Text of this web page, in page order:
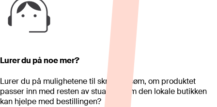
Lurer du på noe mer?
Lurer du på mulighetene til skreddersøm, om produktet
passer inn med resten av stua eller om den lokale butikken
kan hjelpe med bestillingen?